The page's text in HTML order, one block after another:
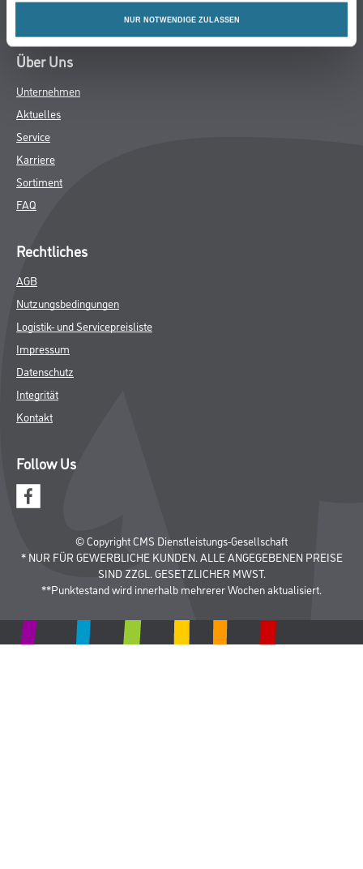
NUR NOTWENDIGE ZULASSEN
Über Uns
Unternehmen
Aktuelles
Service
Karriere
Sortiment
FAQ
Rechtliches
AGB
Nutzungsbedingungen
Logistik- und Servicepreisliste
Impressum
Datenschutz
Integrität
Kontakt
Follow Us
© Copyright CMS Dienstleistungs-Gesellschaft
* NUR FÜR GEWERBLICHE KUNDEN. ALLE ANGEGEBENEN PREISE
SIND ZZGL. GESETZLICHER MWST.
**Punktestand wird innerhalb mehrerer Wochen aktualisiert.